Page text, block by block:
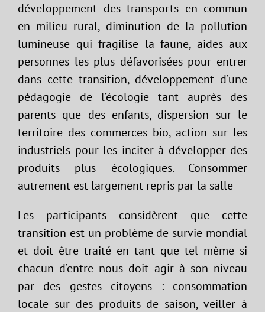
développement des transports en commun
en milieu rural, diminution de la pollution
lumineuse qui fragilise la faune, aides aux
personnes les plus défavorisées pour entrer
dans cette transition, développement d’une
pédagogie de l’écologie tant auprès des
parents que des enfants, dispersion sur le
territoire des commerces bio, action sur les
industriels pour les inciter à développer des
produits plus écologiques. Consommer
autrement est largement repris par la salle
Les participants considèrent que cette
transition est un problème de survie mondial
et doit être traité en tant que tel même si
chacun d’entre nous doit agir à son niveau
par des gestes citoyens : consommation
locale sur des produits de saison, veiller à